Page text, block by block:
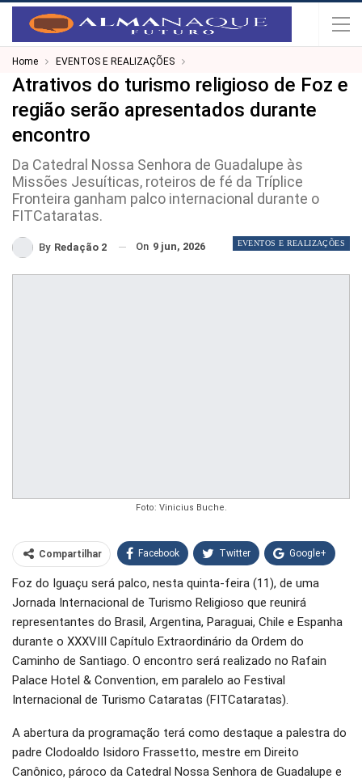
Home EVENTOS E REALIZAÇÕES
Atrativos do turismo religioso de Foz e
região serão apresentados durante
encontro
Da Catedral Nossa Senhora de Guadalupe às
Missões Jesuíticas, roteiros de fé da Tríplice
Fronteira ganham palco internacional durante o
FITCataratas.
EVENTOS E REALIZAÇÕES
By Redação 2 On 9 jun, 2026
Foto: Vinicius Buche.
Compartilhar Facebook Twitter Google+
WhatsApp Pinterest
Foz do Iguaçu será palco, nesta quinta-feira (11), de uma
Jornada Internacional de Turismo Religioso que reunirá
representantes do Brasil, Argentina, Paraguai, Chile e Espanha
durante o XXXVIII Capítulo Extraordinário da Ordem do
Caminho de Santiago. O encontro será realizado no Rafain
Palace Hotel & Convention, em paralelo ao Festival
Internacional de Turismo Cataratas (FITCataratas).
A abertura da programação terá como destaque a palestra do
padre Clodoaldo Isidoro Frassetto, mestre em Direito
Canônico, pároco da Catedral Nossa Senhora de Guadalupe e